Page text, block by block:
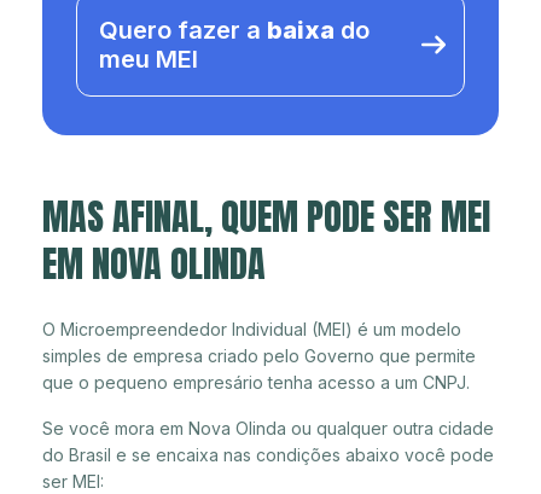
Quero fazer a baixa do
meu MEI
MAS AFINAL, QUEM PODE SER MEI
EM NOVA OLINDA
O Microempreendedor Individual (MEI) é um modelo
simples de empresa criado pelo Governo que permite
que o pequeno empresário tenha acesso a um CNPJ.
Se você mora em Nova Olinda ou qualquer outra cidade
do Brasil e se encaixa nas condições abaixo você pode
ser MEI: